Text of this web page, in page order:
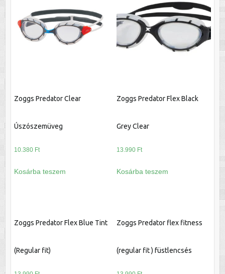
Zoggs Predator Clear
Úszószemüveg
10.380 Ft
Kosárba teszem
Zoggs Predator Flex Black
Grey Clear
13.990 Ft
Kosárba teszem
Zoggs Predator Flex Blue Tint
(Regular fit)
Zoggs Predator flex fitness
(regular fit ) füstlencsés